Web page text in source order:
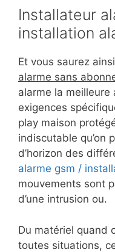
Installateur
installation
Et vous saurez
alarme sans
alarme la meilleure
exigences
play maison
indiscutable qu’on
d’horizon des
alarme gsm /
mouvements sont
d’une intrusion ou.
Du matériel quand
toutes situations,